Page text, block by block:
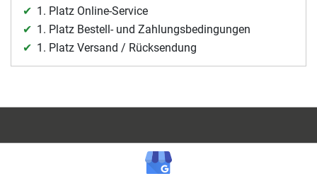
1. Platz Online-Service
1. Platz Bestell- und Zahlungsbedingungen
1. Platz Versand / Rücksendung